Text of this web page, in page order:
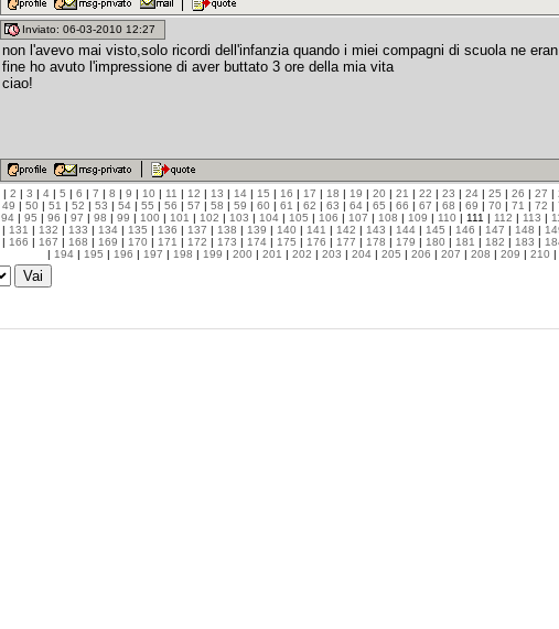
Inviato: 06-03-2010 12:27
non l'avevo mai visto,solo ricordi dell'infanzia quando i miei compagni di scuola ne
fine ho avuto l'impressione di aver buttato 3 ore della mia vita
ciao!
| 2 | 3 | 4 | 5 | 6 | 7 | 8 | 9 | 10 | 11 | 12 | 13 | 14 | 15 | 16 | 17 | 18 | 19 | 20 | 21 | 22 | 23 | 24 | 25 | 26 | 27 |
49 | 50 | 51 | 52 | 53 | 54 | 55 | 56 | 57 | 58 | 59 | 60 | 61 | 62 | 63 | 64 | 65 | 66 | 67 | 68 | 69 | 70 | 71 | 72 |
94 | 95 | 96 | 97 | 98 | 99 | 100 | 101 | 102 | 103 | 104 | 105 | 106 | 107 | 108 | 109 | 110 | 111 | 112 | 113 |
| 131 | 132 | 133 | 134 | 135 | 136 | 137 | 138 | 139 | 140 | 141 | 142 | 143 | 144 | 145 | 146 | 147 | 148 |
| 166 | 167 | 168 | 169 | 170 | 171 | 172 | 173 | 174 | 175 | 176 | 177 | 178 | 179 | 180 | 181 | 182 | 183 |
| 194 | 195 | 196 | 197 | 198 | 199 | 200 | 201 | 202 | 203 | 204 | 205 | 206 | 207 | 208 | 209 | 210 |